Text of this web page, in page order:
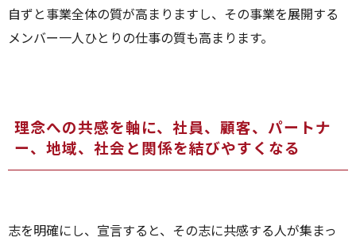
自ずと事業全体の質が高まりますし、その事業を展開する
メンバー一人ひとりの仕事の質も高まります。
理念への共感を軸に、社員、顧客、パートナ
ー、地域、社会と関係を結びやすくなる
志を明確にし、宣言すると、その志に共感する人が集まっ